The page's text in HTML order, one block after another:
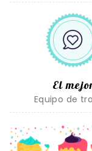
El
Equipo de